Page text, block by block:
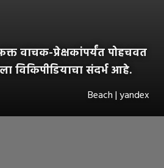
वाचक-प्रेक्षकांपर्यंत पोहचवत
विकिपीडियाचा संदर्भ आहे.
Beach | yandex